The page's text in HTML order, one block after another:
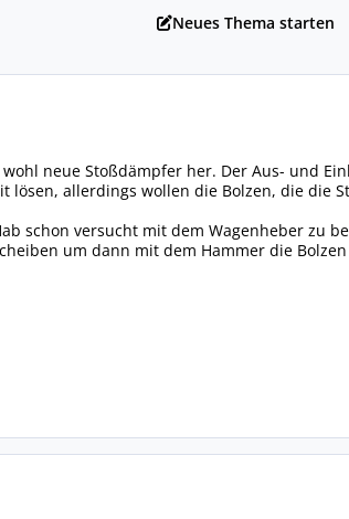
Neues Thema starten
neue Stoßdämpfer her. Der Aus- und
lösen, allerdings wollen die Bolzen, die die
schon versucht mit dem Wagenheber zu
um dann mit dem Hammer die